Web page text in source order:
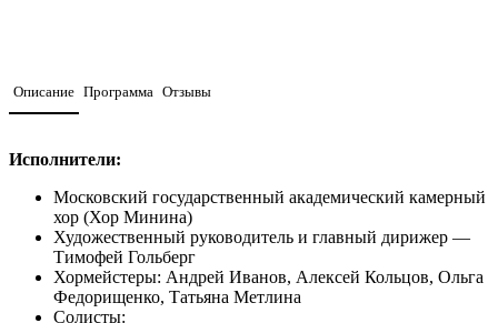
Описание Программа Отзывы
Исполнители:
Московский государственный академический камерный
хор (Хор Минина)
Художественный руководитель и главный дирижер —
Тимофей Гольберг
Хормейстеры: Андрей Иванов, Алексей Кольцов, Ольга
Федорищенко, Татьяна Метлина
Солисты: